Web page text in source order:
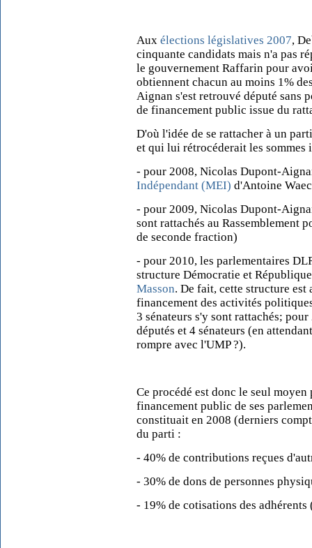
Aux élections législatives 2007,
cinquante candidats mais n'a pas
le gouvernement Raffarin pour
obtiennent chacun au moins 1%
Aignan s'est retrouvé député
de financement public issue du
D'où l'idée de se rattacher à un
et qui lui rétrocéderait les sommes
- pour 2008, Nicolas Dupont-
Indépendant (MEI) d'Antoine
- pour 2009, Nicolas Dupont-
sont rattachés au Rassemblement
de seconde fraction)
- pour 2010, les parlementaires
structure Démocratie et
Masson. De fait, cette structure
financement des activités
3 sénateurs s'y sont rattachés;
députés et 4 sénateurs (en
rompre avec l'UMP ?).
Ce procédé est donc le seul
financement public de ses
constituait en 2008 (derniers
du parti :
- 40% de contributions reçues
- 30% de dons de personnes
- 19% de cotisations des adhérents